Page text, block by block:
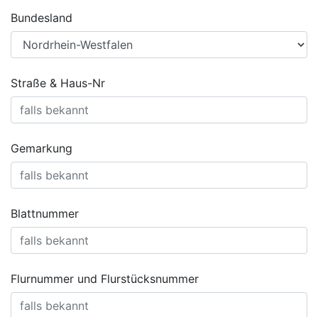
Bundesland
Straße & Haus-Nr
Gemarkung
Blattnummer
Flurnummer und Flurstücksnummer